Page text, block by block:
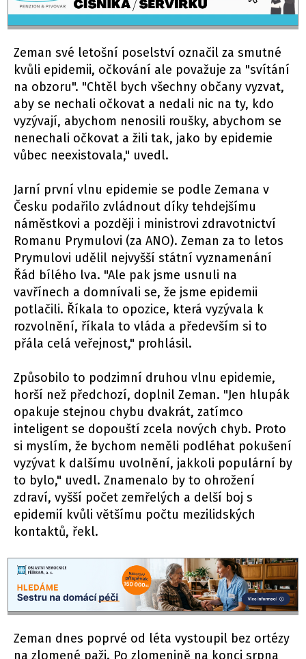
Zeman své letošní poselství označil za smutné
kvůli epidemii, očkování ale považuje za "svítání
na obzoru". "Chtěl bych všechny občany vyzvat,
aby se nechali očkovat a nedali nic na ty, kdo
vyzývají, abychom nenosili roušky, abychom se
nenechali očkovat a žili tak, jako by epidemie
vůbec neexistovala," uvedl.
Jarní první vlnu epidemie se podle Zemana v
Česku podařilo zvládnout díky tehdejšímu
náměstkovi a později i ministrovi zdravotnictví
Romanu Prymulovi (za ANO). Zeman za to letos
Prymulovi udělil nejvyšší státní vyznamenání
Řád bílého lva. "Ale pak jsme usnuli na
vavřínech a domnívali se, že jsme epidemii
potlačili. Říkala to opozice, která vyzývala k
rozvolnění, říkala to vláda a především si to
přála celá veřejnost," prohlásil.
Způsobilo to podzimní druhou vlnu epidemie,
horší než předchozí, doplnil Zeman. "Jen hlupák
opakuje stejnou chybu dvakrát, zatímco
inteligent se dopouští zcela nových chyb. Proto
si myslím, že bychom neměli podléhat pokušení
vyzývat k dalšímu uvolnění, jakkoli populární by
to bylo," uvedl. Znamenalo by to ohrožení
zdraví, vyšší počet zemřelých a delší boj s
epidemií kvůli většímu počtu mezilidských
kontaktů, řekl.
Zeman dnes poprvé od léta vystoupil bez ortézy
na zlomené paži. Po zlomenině na konci srpna